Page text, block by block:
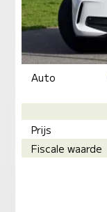
Auto
Prijs
Fiscale waarde